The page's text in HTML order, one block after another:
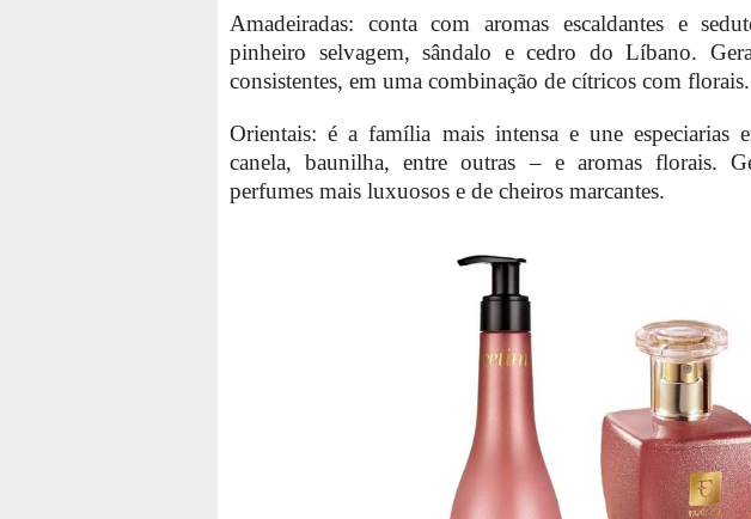
Amadeiradas: conta com aromas escaldantes e
pinheiro selvagem, sândalo e cedro do Líbano.
consistentes, em uma combinação de cítricos com florais.
Orientais: é a família mais intensa e une especiarias
canela, baunilha, entre outras – e aromas florais.
perfumes mais luxuosos e de cheiros marcantes.